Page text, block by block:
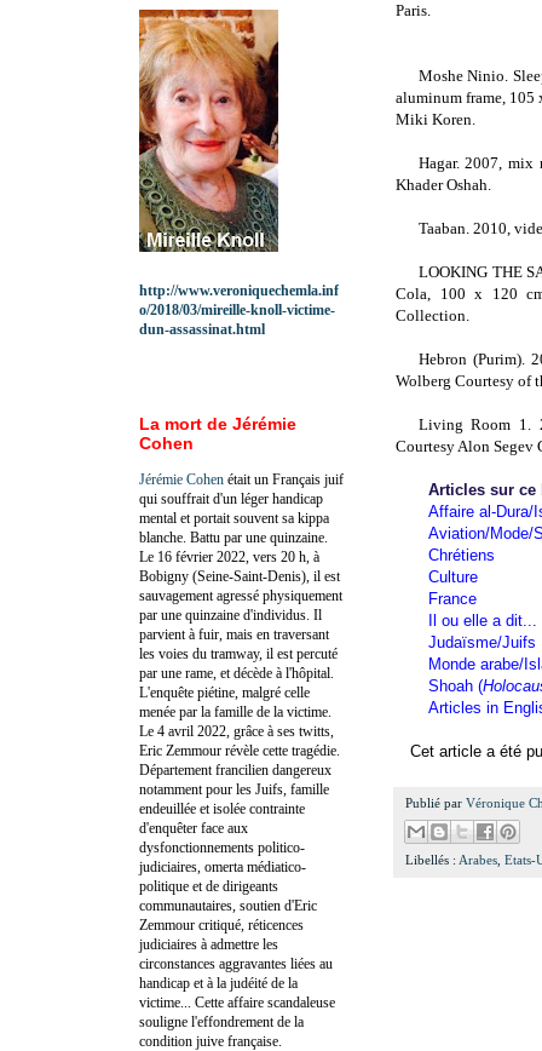
Paris.
Moshe Ninio.
aluminum frame, 105
Miki Koren.
Hagar. 2007, mix
Khader Oshah.
Taaban. 2010,
LOOKING THE
Cola, 100 x 120
Collection.
Hebron(Purim).
Wolberg Courtesy of
Living Room 1.
Courtesy Alon Segev
Articles sur ce
Affaire al-Dura/
Aviation/Mode/
Chrétiens
Culture
France
Il ou elle a dit...
Judaïsme/Juifs
Monde arabe/
Shoah (
Articles in
Cet article a été
Publié par Véronique
Libellés : Arabes, Etats-
http://www.veroniquechemla.inf
o/2018/03/mireille-knoll-victime-
dun-assassinat.html
La mort de Jérémie
Cohen
Jérémie Cohen était un Français juif
qui souffrait d'un léger handicap
mental et portait souvent sa kippa
blanche. Battu par une quinzaine.
Le 16 février 2022, vers 20 h, à
Bobigny (Seine-Saint-Denis), il est
sauvagement agressé physiquement
par une quinzaine d'individus. Il
parvient à fuir, mais en traversant
les voies du tramway, il est percuté
par une rame, et décède à l'hôpital.
L'enquête piétine, malgré celle
menée par la famille de la victime.
Le 4 avril 2022, grâce à ses twitts,
Eric Zemmour révèle cette tragédie.
Département francilien dangereux
notamment pour les Juifs, famille
endeuillée et isolée contrainte
d'enquêter face aux
dysfonctionnements politico-
judiciaires, omerta médiatico-
politique et de dirigeants
communautaires, soutien d'Eric
Zemmour critiqué, réticences
judiciaires à admettre les
circonstances aggravantes liées au
handicap et à la judéité de la
victime... Cette affaire scandaleuse
souligne l'effondrement de la
condition juive française.